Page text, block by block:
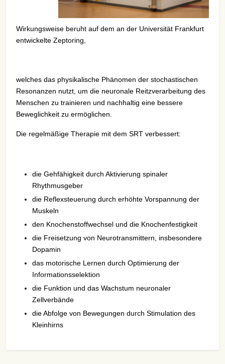
Wirkungsweise beruht auf dem an der Universität Frankfurt
entwickelte Zeptoring,
welches das physikalische Phänomen der stochastischen
Resonanzen nutzt, um die neuronale Reitzverarbeitung des
Menschen zu trainieren und nachhaltig eine bessere
Beweglichkeit zu ermöglichen.
Die regelmäßige Therapie mit dem SRT verbessert:
die Gehfähigkeit durch Aktivierung spinaler
Rhythmusgeber
die Reflexsteuerung durch erhöhte Vorspannung der
Muskeln
den Knochenstoffwechsel und die Knochenfestigkeit
die Freisetzung von Neurotransmittern, insbesondere
Dopamin
das motorische Lernen durch Optimierung der
Informationsselektion
die Funktion und das Wachstum neuronaler
Zellverbände
die Abfolge von Bewegungen durch Stimulation des
Kleinhirns